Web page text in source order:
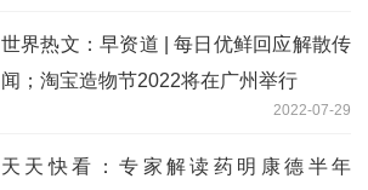
世界热文：早资道 | 每日优鲜回应解散传
闻；淘宝造物节2022将在广州举行
2022-07-29
天天快看：专家解读药明康德半年